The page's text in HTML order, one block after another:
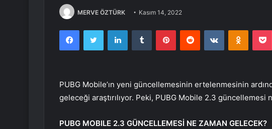
MERVE ÖZTÜRK Kasım 14, 2022
FacebookTwitter LinkedInTumblr PinterestReddit VKontakte
PUBG Mobile’ın yeni güncellemesinin ertelenmesinin
geleceği araştırılıyor. Peki, PUBG Mobile 2.3
PUBG MOBILE 2.3 GÜNCELLEMESİ NE ZAMAN GELECEK?